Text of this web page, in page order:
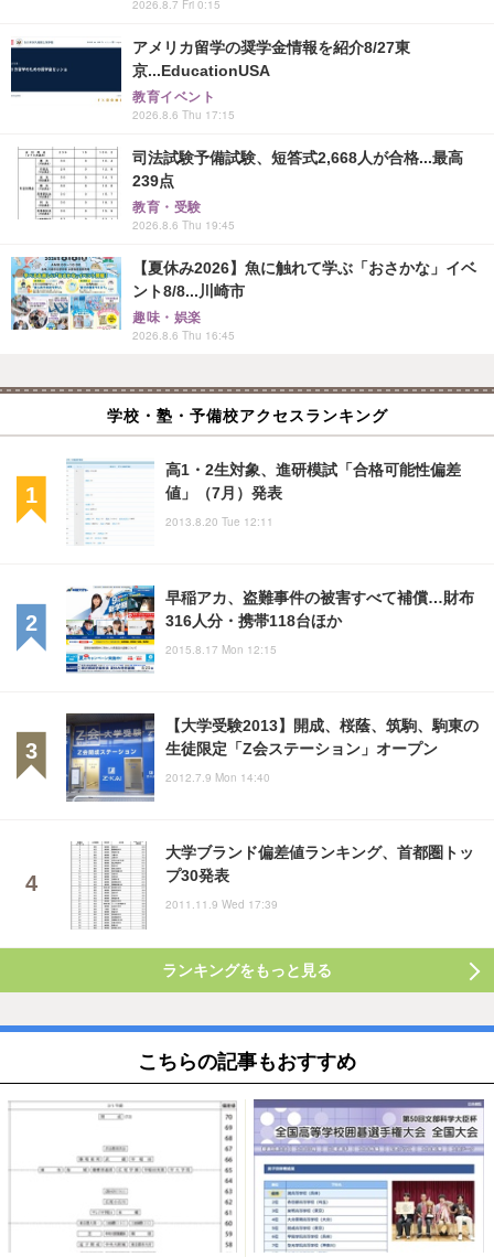
2026.8.7 Fri 0:15
アメリカ留学の奨学金情報を紹介8/27東
京...EducationUSA
教育イベント
2026.8.6 Thu 17:15
司法試験予備試験、短答式2,668人が合格...最高
239点
教育・受験
2026.8.6 Thu 19:45
【夏休み2026】魚に触れて学ぶ「おさかな」イベ
ント8/8...川崎市
趣味・娯楽
2026.8.6 Thu 16:45
学校・塾・予備校アクセスランキング
高1・2生対象、進研模試「合格可能性偏差
値」（7月）発表
2013.8.20 Tue 12:11
早稲アカ、盗難事件の被害すべて補償…財布
316人分・携帯118台ほか
2015.8.17 Mon 12:15
【大学受験2013】開成、桜蔭、筑駒、駒東の
生徒限定「Z会ステーション」オープン
2012.7.9 Mon 14:40
大学ブランド偏差値ランキング、首都圏トッ
プ30発表
2011.11.9 Wed 17:39
ランキングをもっと見る
こちらの記事もおすすめ